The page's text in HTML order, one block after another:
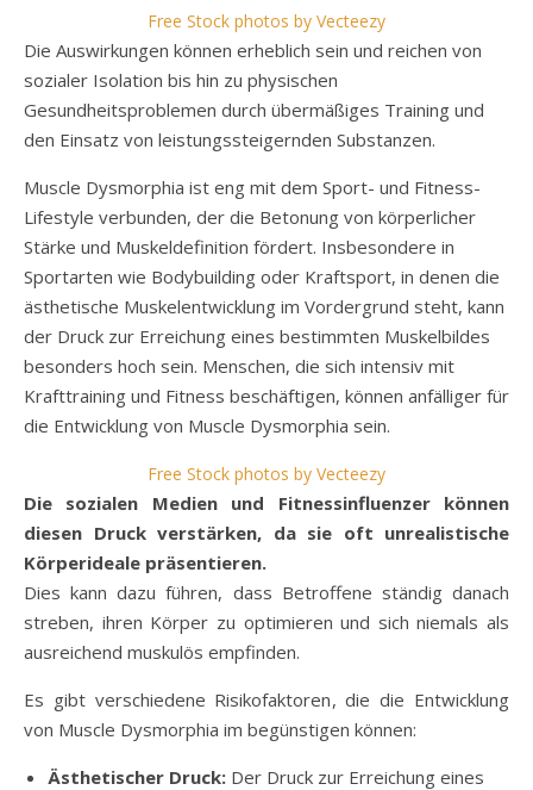
Free Stock photos by Vecteezy
Die Auswirkungen können erheblich sein und reichen von
sozialer Isolation bis hin zu physischen
Gesundheitsproblemen durch übermäßiges Training und
den Einsatz von leistungssteigernden Substanzen.
Muscle Dysmorphia ist eng mit dem Sport- und Fitness-
Lifestyle verbunden, der die Betonung von körperlicher
Stärke und Muskeldefinition fördert. Insbesondere in
Sportarten wie Bodybuilding oder Kraftsport, in denen die
ästhetische Muskelentwicklung im Vordergrund steht, kann
der Druck zur Erreichung eines bestimmten Muskelbildes
besonders hoch sein. Menschen, die sich intensiv mit
Krafttraining und Fitness beschäftigen, können anfälliger für
die Entwicklung von Muscle Dysmorphia sein.
Free Stock photos by Vecteezy
Die sozialen Medien und Fitnessinfluenzer können
diesen Druck verstärken, da sie oft unrealistische
Körperideale präsentieren.
Dies kann dazu führen, dass Betroffene ständig danach
streben, ihren Körper zu optimieren und sich niemals als
ausreichend muskulös empfinden.
Es gibt verschiedene Risikofaktoren, die die Entwicklung
von Muscle Dysmorphia im begünstigen können:
Ästhetischer Druck: Der Druck zur Erreichung eines